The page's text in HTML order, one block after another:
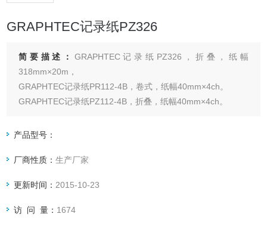
GRAPHTEC记录纸PZ326
简要描述： GRAPHTEC记录纸PZ326，折叠，纸幅
318mm×20m，
GRAPHTEC记录纸PR112-4B，卷式，纸幅40mm×4ch。
GRAPHTEC记录纸PZ112-4B，折叠，纸幅40mm×4ch。
产品型号：
厂商性质：生产厂家
更新时间： 2015-10-23
访 问 量： 1674